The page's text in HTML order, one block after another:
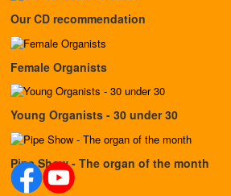
Our CD recommendation
Female Organists
Young Organists - 30 under 30
Pipe Show - The organ of the month